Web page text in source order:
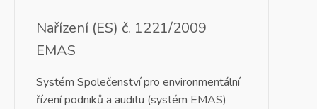
Nařízení (ES) č. 1221/2009
EMAS
Systém Společenství pro environmentální
řízení podniků a auditu (systém EMAS)